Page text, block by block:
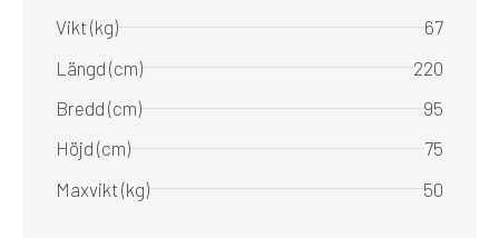
Vikt (kg)
67
Längd (cm)
220
Bredd (cm)
95
Höjd (cm)
75
Maxvikt (kg)
50